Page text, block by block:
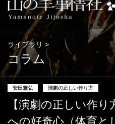
ライブラリ >
コラム
安田雅弘 演劇の正しい作り方
【演劇の正しい作
への好奇心（体育と